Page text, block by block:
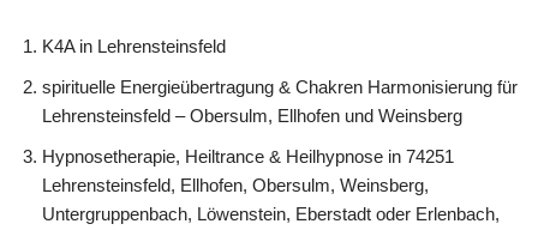
K4A in Lehrensteinsfeld
spirituelle Energieübertragung & Chakren Harmonisierung für
Lehrensteinsfeld – Obersulm, Ellhofen und Weinsberg
Hypnosetherapie, Heiltrance & Heilhypnose in 74251
Lehrensteinsfeld, Ellhofen, Obersulm, Weinsberg,
Untergruppenbach, Löwenstein, Eberstadt oder Erlenbach,